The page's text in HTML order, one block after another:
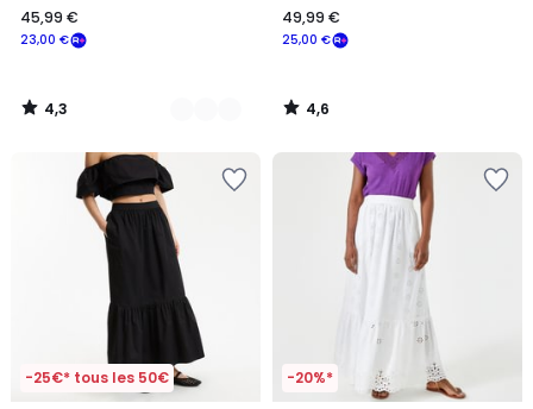
€
souscrivez
notre
programme
23,00 €
45,99 €
4,3
/
25,00 €
49,99 €
4,6
/
-25€* tous les 50€ -20%*